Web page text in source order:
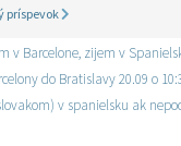
príspevok
v Barcelone, zijem v
do Bratislavy 20.09 o
v spanielsku ak